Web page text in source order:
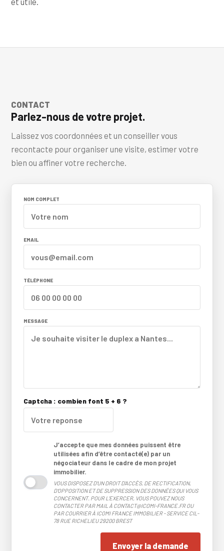
CONTACT
Parlez-nous de votre projet.
Laissez vos coordonnées et un conseiller vous
recontacte pour organiser une visite, estimer votre
bien ou affiner votre recherche.
NOM COMPLET
EMAIL
TÉLÉPHONE
MESSAGE
Captcha : combien font 5 + 6 ?
J’accepte que mes données puissent être
utilisées afin d’être contacté(e) par un
négociateur dans le cadre de mon projet
immobilier.
VOUS DISPOSEZ D'UN DROIT D'ACCÈS, DE RECTIFICATION,
D'OPPOSITION ET DE SUPPRESSION DES DONNÉES QUI VOUS
CONCERNENT. POUR L'EXERCER, VOUS POUVEZ NOUS
CONTACTER PAR MAIL À CONTACT@ICOMI-FRANCE.FR OU
PAR COURRIER À ICOMI FRANCE IMMOBILIER - SERVICE CIL-
78 RUE RICHELIEU 29200 BREST
Envoyer la demande